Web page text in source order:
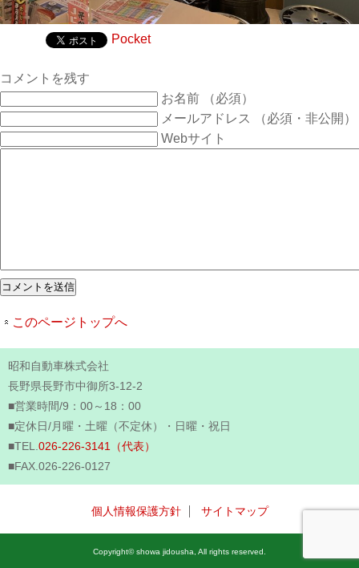
Pocket
コメントを残す
お名前 （必須）
メールアドレス （必須・非公開）
Webサイト
このページトップへ
昭和自動車株式会社
長野県長野市中御所3-12-2
■営業時間/9：00～18：00
■定休日/月曜・土曜（不定休）・日曜・祝日
■TEL.026-226-3141（代表）
■FAX.026-226-0127
個人情報保護方針 サイトマップ
Copyright© showa jidousha, All rights reserved.